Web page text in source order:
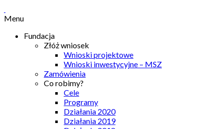
Menu
Fundacja
Złóż wniosek
Wnioski projektowe
Wnioski inwestycyjne – MSZ
Zamówienia
Co robimy?
Cele
Programy
Działania 2020
Działania 2019